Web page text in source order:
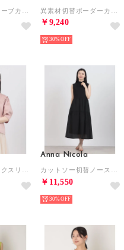
￥9,240
30%
シルケットタックスリーブ無地カットソー （ピンク）
Anna Nicola
カットソー切替ノースリーブワンピース （ブラック）
￥11,550
30%